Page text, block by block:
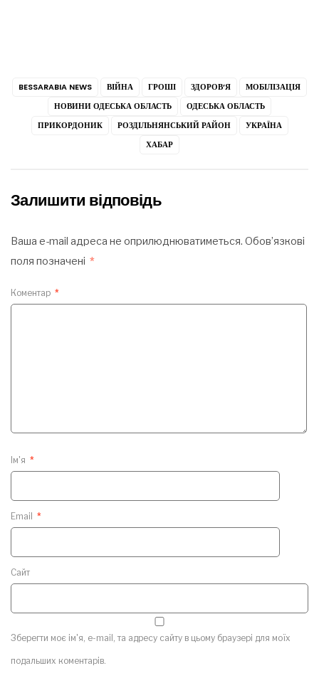
BESSARABIA NEWS ВІЙНА ГРОШІ ЗДОРОВ’Я
МОБІЛІЗАЦІЯ
НОВИНИ ОДЕСЬКА ОБЛАСТЬ
ОДЕСЬКА ОБЛАСТЬ
ПРИКОРДОНИК
РОЗДІЛЬНЯНСЬКИЙ РАЙОН
УКРАЇНА
ХАБАР
Залишити відповідь
Ваша e-mail адреса не оприлюднюватиметься. Обов’язкові
поля позначені *
Коментар *
Ім'я *
Email *
Сайт
Зберегти моє ім'я, e-mail, та адресу сайту в цьому браузері для моїх
подальших коментарів.